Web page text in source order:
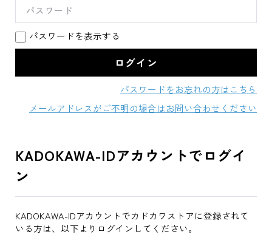
パスワードを表示する
パスワードをお忘れの方はこちら
メールアドレスがご不明の場合はお問い合わせください
KADOKAWA-IDアカウントでログイ
ン
KADOKAWA-IDアカウントでカドカワストアに登録されて
いる方は、以下よりログインしてください。